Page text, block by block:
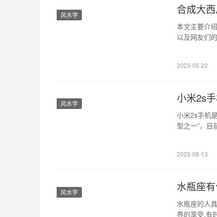
风水学 合成大
本文主要介
以及网友们
要理智选择
2023-05-22
风水学 小米2s
小米2s手机
型之一”，
屏幕、电池
2023-08-13
风水学 水瓶座
水瓶座的人
界的享受,有